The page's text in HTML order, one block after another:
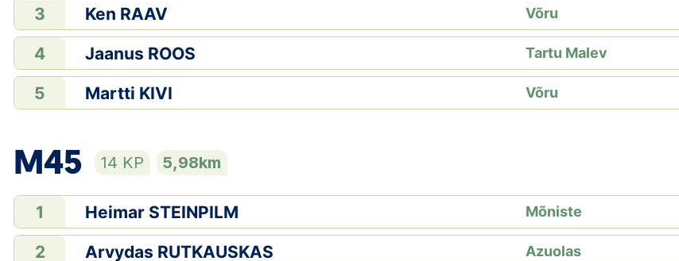
3 Ken RAAV Võru
4 Jaanus ROOS Tartu Malev
5 Martti KIVI Võru
M45 14 KP 5,98km
1 Heimar STEINPILM Mõniste
2 Arvydas RUTKAUSKAS Azuolas